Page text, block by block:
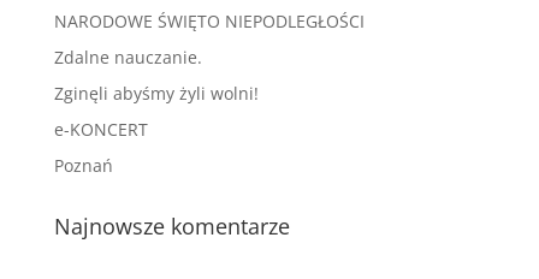
NARODOWE ŚWIĘTO NIEPODLEGŁOŚCI
Zdalne nauczanie.
Zginęli abyśmy żyli wolni!
e-KONCERT
Poznań
Najnowsze komentarze